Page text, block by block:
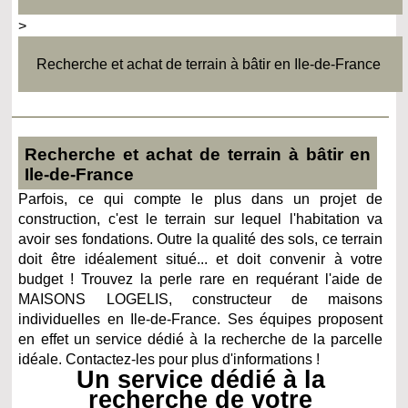
>
Recherche et achat de terrain à bâtir en Ile-de-France
Recherche et achat de terrain à bâtir en
Ile-de-France
Parfois, ce qui compte le plus dans un projet de
construction, c'est le terrain sur lequel l'habitation va
avoir ses fondations. Outre la qualité des sols, ce terrain
doit être idéalement situé... et doit convenir à votre
budget ! Trouvez la perle rare en requérant l'aide de
MAISONS LOGELIS, constructeur de maisons
individuelles en Ile-de-France. Ses équipes proposent
en effet un service dédié à la recherche de la parcelle
idéale. Contactez-les pour plus d'informations !
Un service dédié à la
recherche de votre